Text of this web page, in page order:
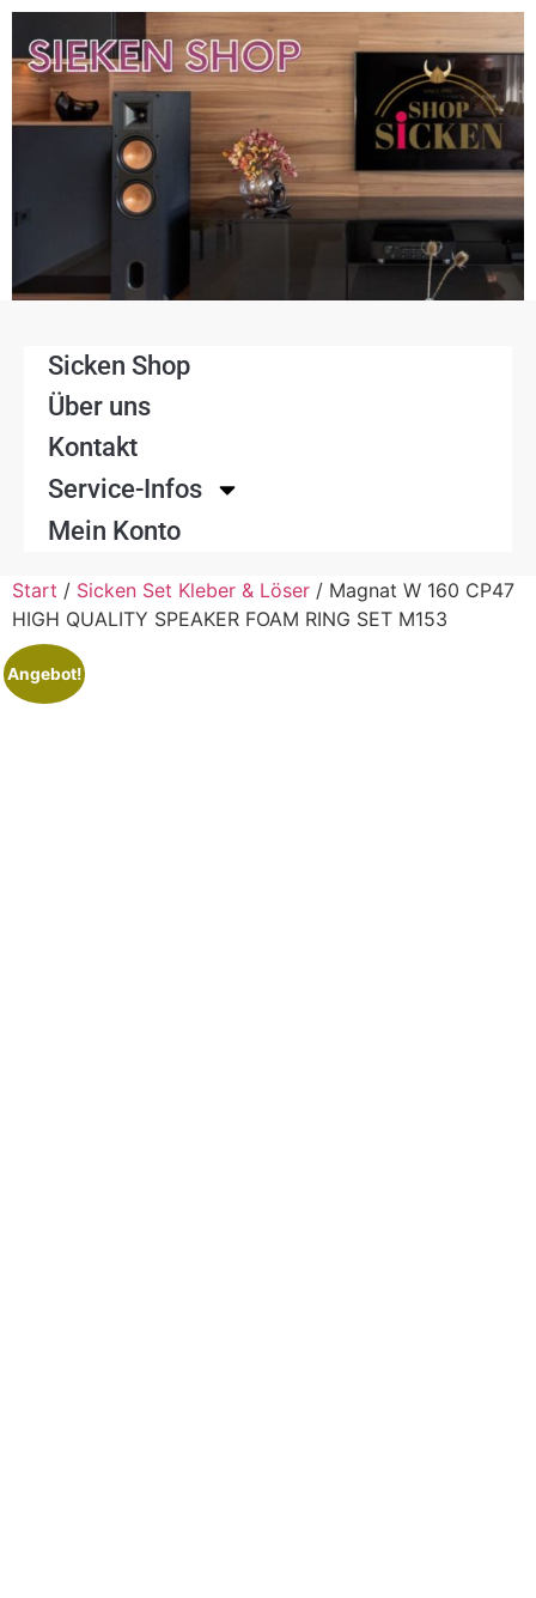
Sicken Shop
Über uns
Kontakt
Service-Infos
Mein Konto
Start / Sicken Set Kleber & Löser / Magnat W 160 CP47
HIGH QUALITY SPEAKER FOAM RING SET M153
Angebot!